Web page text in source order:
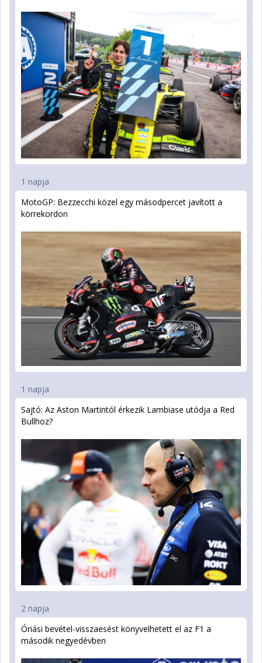
1 napja
MotoGP: Bezzecchi közel egy másodpercet javított a
körrekordon
1 napja
Sajtó: Az Aston Martintól érkezik Lambiase utódja a Red
Bullhoz?
2 napja
Óriási bevétel-visszaesést könyvelhetett el az F1 a
második negyedévben